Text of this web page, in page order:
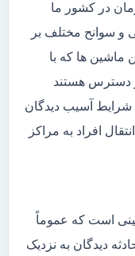
در کشور ما
و سوانح مختلف بر
ماشین ها که با
به سادگی در دسترس هستند
شرایط آسیب دیدگان
افراد به مراکز
است که عموماً
دیدگان به نزدیک